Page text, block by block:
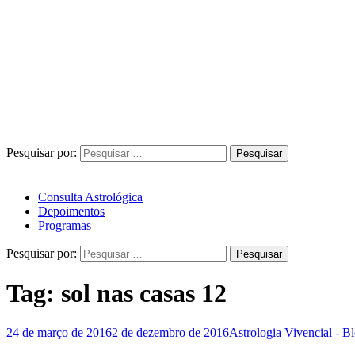
Pesquisar por:
Consulta Astrológica
Depoimentos
Programas
Pesquisar por:
Tag: sol nas casas 12
24 de março de 20162 de dezembro de 2016Astrologia Vivencial -